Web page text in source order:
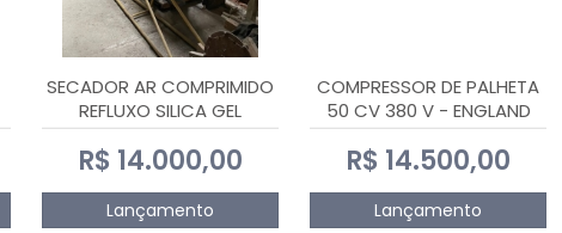
SECADOR AR COMPRIMIDO
REFLUXO SILICA GEL
R$ 14.000,00
Lançamento
COMPRESSOR DE PALHETA
50 CV 380 V - ENGLAND
R$ 14.500,00
Lançamento